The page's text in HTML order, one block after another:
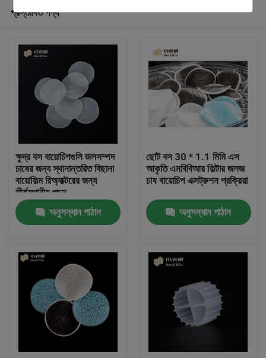
আমাদের সম্পর্কে
প্রস্তাবিত পণ্য
ক্ষুদ্র বস বায়োচিপগুলি জলসম্পদ
চাষের জন্য স্থানান্তরিত বিছানা
বায়োফিল্ম রিঅ্যাক্টরের জন্য
শীর্ষস্থানীয় পছন্দ
অনুসন্ধান পাঠান
ছোট বস 30 * 1.1 মিমি এস
আকৃতি এমবিবিআর ফিল্টার জলজ
চাষ বায়োচিপ এক্সট্রুশন প্রক্রিয়া
অনুসন্ধান পাঠান